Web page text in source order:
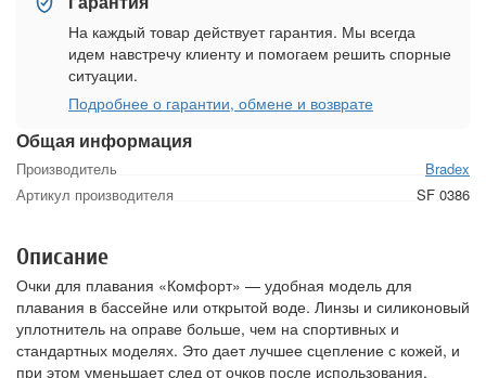
Общая информация
Производитель
Bradex
Артикул производителя
SF 0386
На каждый товар действует гарантия. Мы всегда
идем навстречу клиенту и помогаем решить спорные
ситуации.
Подробнее о гарантии, обмене и возврате
Описание
Очки для плавания «Комфорт» — удобная модель для
плавания в бассейне или открытой воде. Линзы и силиконовый
уплотнитель на оправе больше, чем на спортивных и
стандартных моделях. Это дает лучшее сцепление с кожей, и
при этом уменьшает след от очков после использования.